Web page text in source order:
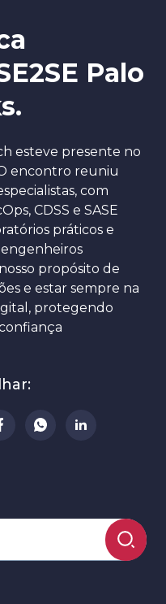
Palo
esteve presente no
encontro reuniu
com
CDSS e SASE
práticos e
propósito de
e estar sempre na
protegendo